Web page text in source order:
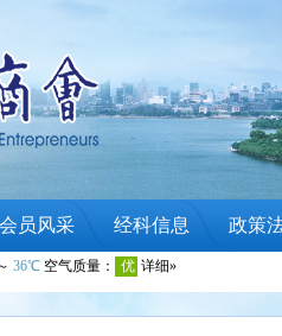
会员风采 经科信息 政策